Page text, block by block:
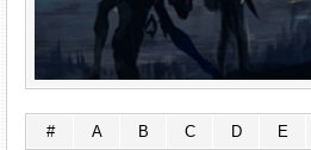
# A B C D E